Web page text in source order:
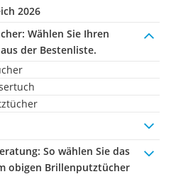
2026
Wählen Sie Ihren
der Bestenliste.
: So wählen Sie das
obigen Brillenputztücher